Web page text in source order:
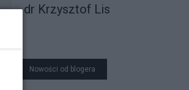
dr Krzysztof Lis
Nowości od blogera